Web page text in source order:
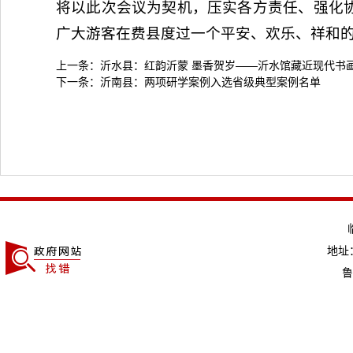
将以此次会议为契机，压实各方责任、强
广大游客在费县度过一个平安、欢乐、祥和
上一条： 沂水县：红韵沂蒙 墨香贺岁——沂水馆藏近现代书
下一条： 沂南县：两项研学案例入选省级典型案例名单
地址